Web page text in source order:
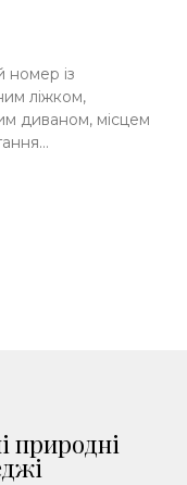
номер із
ліжком,
диваном, місцем
природні